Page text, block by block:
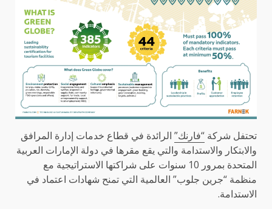
تحتفل شركة “فارنك” الرائدة في قطاع خدمات إدارة المرافق
والابتكار والاستدامة والتي يقع مقرها في دولة الإمارات العربية
المتحدة بمرور 10 سنوات على شراكتها الاستراتيجية مع
منظمة “جرين جلوب” العالمية التي تمنح شهادات اعتماد في
الاستدامة.